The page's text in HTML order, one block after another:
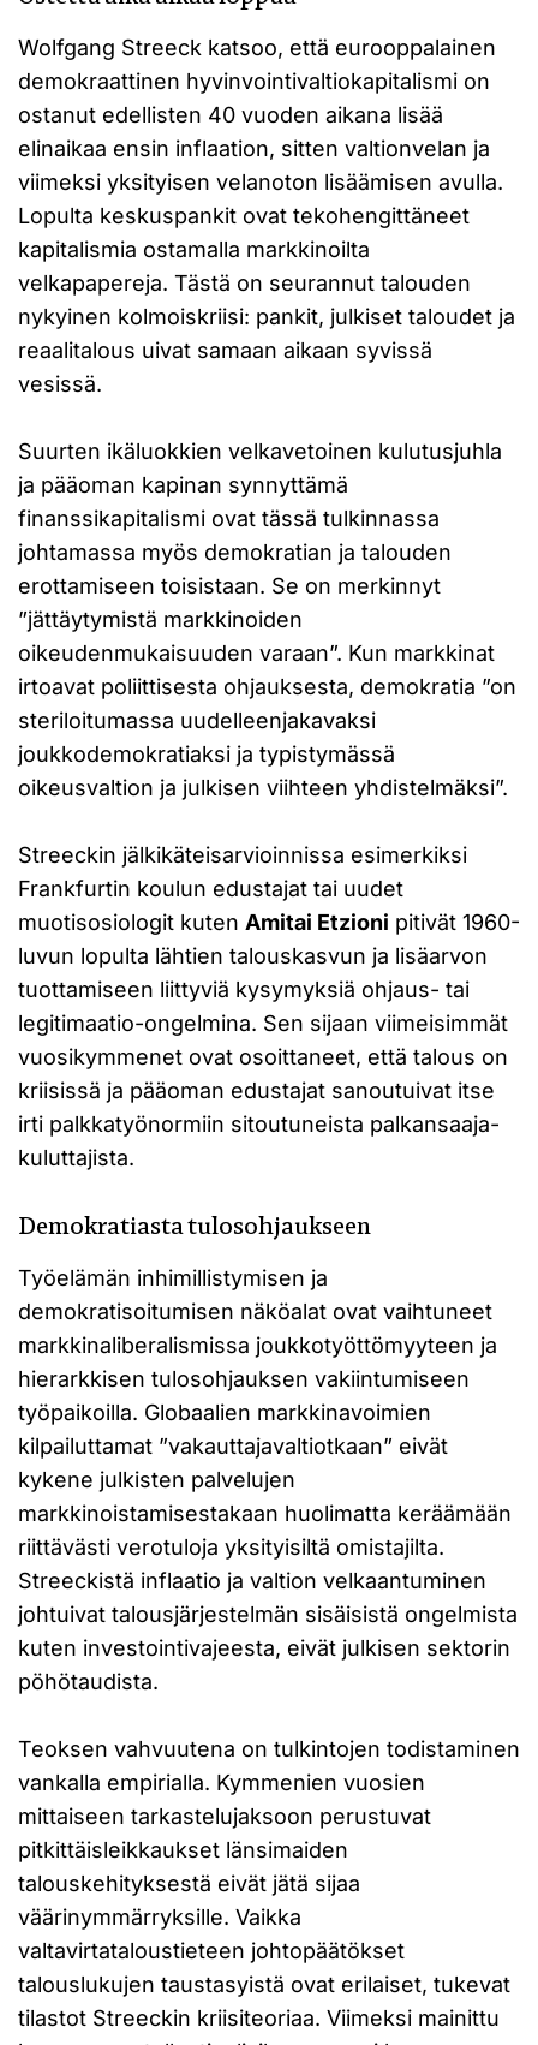
Wolfgang Streeck katsoo, että eurooppalainen
demokraattinen hyvinvointivaltiokapitalismi on
ostanut edellisten 40 vuoden aikana lisää
elinaikaa ensin inflaation, sitten valtionvelan ja
viimeksi yksityisen velanoton lisäämisen avulla.
Lopulta keskuspankit ovat tekohengittäneet
kapitalismia ostamalla markkinoilta
velkapapereja. Tästä on seurannut talouden
nykyinen kolmoiskriisi: pankit, julkiset taloudet ja
reaalitalous uivat samaan aikaan syvissä
vesissä.
Suurten ikäluokkien velkavetoinen kulutusjuhla
ja pääoman kapinan synnyttämä
finanssikapitalismi ovat tässä tulkinnassa
johtamassa myös demokratian ja talouden
erottamiseen toisistaan. Se on merkinnyt
”jättäytymistä markkinoiden
oikeudenmukaisuuden varaan”. Kun markkinat
irtoavat poliittisesta ohjauksesta, demokratia ”on
steriloitumassa uudelleenjakavaksi
joukkodemokratiaksi ja typistymässä
oikeusvaltion ja julkisen viihteen yhdistelmäksi”.
Streeckin jälkikäteisarvioinnissa esimerkiksi
Frankfurtin koulun edustajat tai uudet
muotisosiologit kuten Amitai Etzioni pitivät 1960-
luvun lopulta lähtien talouskasvun ja lisäarvon
tuottamiseen liittyviä kysymyksiä ohjaus- tai
legitimaatio-ongelmina. Sen sijaan viimeisimmät
vuosikymmenet ovat osoittaneet, että talous on
kriisissä ja pääoman edustajat sanoutuivat itse
irti palkkatyönormiin sitoutuneista palkansaaja-
kuluttajista.
Demokratiasta tulosohjaukseen
Työelämän inhimillistymisen ja
demokratisoitumisen näköalat ovat vaihtuneet
markkinaliberalismissa joukkotyöttömyyteen ja
hierarkkisen tulosohjauksen vakiintumiseen
työpaikoilla. Globaalien markkinavoimien
kilpailuttamat ”vakauttajavaltiotkaan” eivät
kykene julkisten palvelujen
markkinoistamisestakaan huolimatta keräämään
riittävästi verotuloja yksityisiltä omistajilta.
Streeckistä inflaatio ja valtion velkaantuminen
johtuivat talousjärjestelmän sisäisistä ongelmista
kuten investointivajeesta, eivät julkisen sektorin
pöhötaudista.
Teoksen vahvuutena on tulkintojen todistaminen
vankalla empirialla. Kymmenien vuosien
mittaiseen tarkastelujaksoon perustuvat
pitkittäisleikkaukset länsimaiden
talouskehityksestä eivät jätä sijaa
väärinymmärryksille. Vaikka
valtavirtataloustieteen johtopäätökset
talouslukujen taustasyistä ovat erilaiset, tukevat
tilastot Streeckin kriisiteoriaa. Viimeksi mainittu